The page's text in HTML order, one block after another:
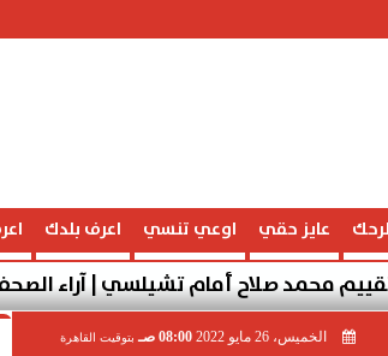
عايز حقي اوعي تنسي اعرف بلدك
أمام تشيلسي | آراء الصحف
الخميس، 26 مايو 2022 08:00 صـ بتوقيت القاهرة